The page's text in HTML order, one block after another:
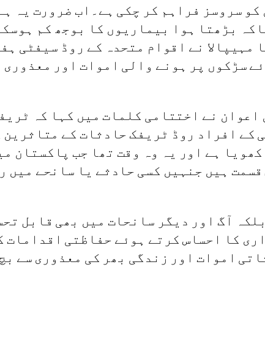
ٹریفک متاثرین کو سروسز فراہم کر چکی ہے۔اب
بڑھتا ہوا بیماریوں کا بوجھ کم
نے اختتامی کلمات میں کہا کہ
کے افراد روڈ ٹریفک حادثات کے
ہے اور یہ وہ وقت تھا جب پاکستان
جنہیں کسی حادثے یا سانحے میں
حادثات بلکہ آگ اور دیگر سانحات میں بھی
کا احساس کرتے ہوئے حفاظتی اقدامات
اموات اور زندگی بھر کی معذوری سے